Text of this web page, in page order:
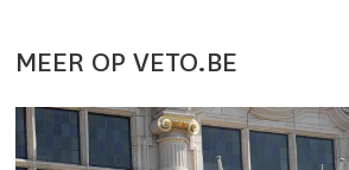
MEER OP VETO.BE